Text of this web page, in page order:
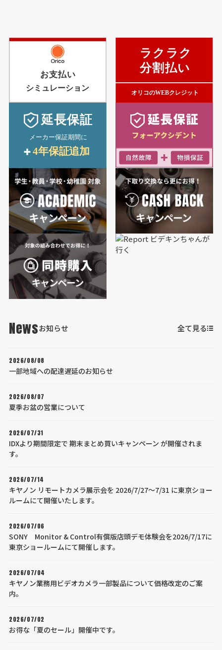
Newsお知らせ 全て見る
2026/08/08
一部地域への配達遅延のお知らせ
2026/08/07
夏季お盆の営業について
2026/07/31
IDXより期間限定で 期末まとめ買いキャンペーン が開催されま
す。
2026/07/14
キヤノン リモートカメラ展示会を 2026/7/27～7/31 に東京ショー
ルームにて開催いたします。
2026/07/06
SONY Monitor & Control有償版店頭デモ体験会を2026/7/17に
東京ショールームにて開催します。
2026/07/04
キヤノン業務用ビデオカメラ一部製品について価格改定のご案
内。
2026/07/02
お得な「夏のセール」開催中です。